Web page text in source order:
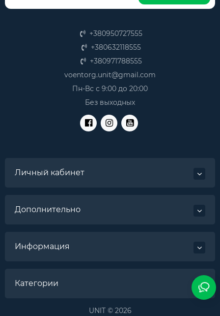
+380950727555
+380632118555
+380971788555
voentorg.unit@gmail.com
Пн-Вс с 9:00 до 20:00
Без выходных
Личный кабинет
Дополнительно
Информация
Категории
UNIT © 2026